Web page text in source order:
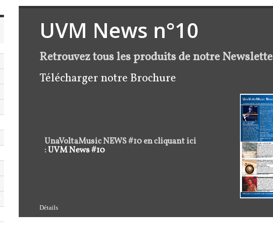
UVM News n°10
Retrouvez tous les produits de notre
Télécharger notre Brochure
UnaVoltaMusic NEWS #10 en cliquant ici
:UVM News #10
Détails